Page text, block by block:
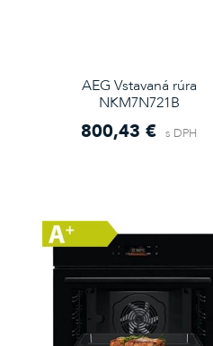
AEG Vstavaná rúra
NKM7N721B
800,43 € s DPH